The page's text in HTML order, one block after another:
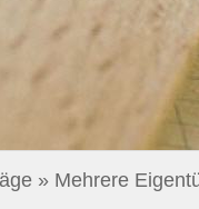
» Mehrere